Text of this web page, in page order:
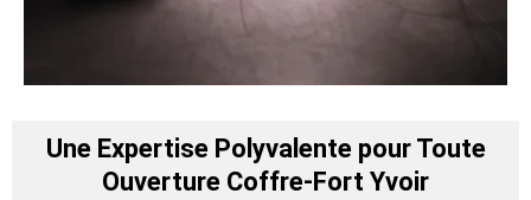
Une Expertise Polyvalente pour Toute
Ouverture Coffre-Fort Yvoir